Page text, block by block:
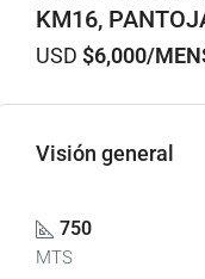
KM16,
USD $6,000/
Visión general
750
MTS